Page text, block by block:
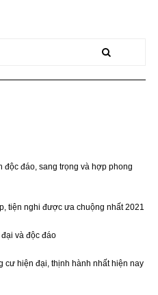
độc đáo, sang trọng và hợp phong
tiện nghi được ưa chuộng nhất 2021
và độc đáo
cư hiện đại, thịnh hành nhất hiện nay